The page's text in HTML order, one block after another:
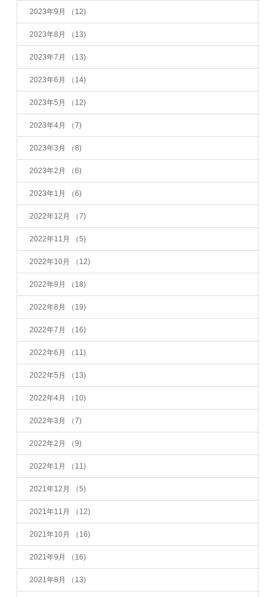
2023年9月 （12)
2023年8月 （13)
2023年7月 （13)
2023年6月 （14)
2023年5月 （12)
2023年4月 （7)
2023年3月 （8)
2023年2月 （6)
2023年1月 （6)
2022年12月 （7)
2022年11月 （5)
2022年10月 （12)
2022年9月 （18)
2022年8月 （19)
2022年7月 （16)
2022年6月 （11)
2022年5月 （13)
2022年4月 （10)
2022年3月 （7)
2022年2月 （9)
2022年1月 （11)
2021年12月 （5)
2021年11月 （12)
2021年10月 （16)
2021年9月 （16)
2021年8月 （13)